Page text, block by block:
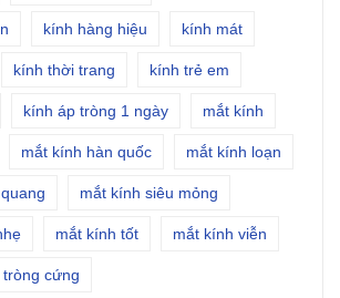
kính hàng hiệu kính mát
kính thời trang kính trẻ em
kính áp tròng 1 ngày mắt kính
mắt kính hàn quốc mắt kính loạn
mắt kính siêu mỏng
mắt kính tốt mắt kính viễn
cứng